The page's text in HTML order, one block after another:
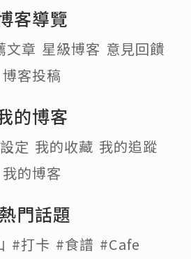
客導覽
文章 星級博客 意見回饋
博客投稿
的博客
定 我的收藏 我的追蹤
我的博客
熱門話題
#打卡 #食譜 #Cafe